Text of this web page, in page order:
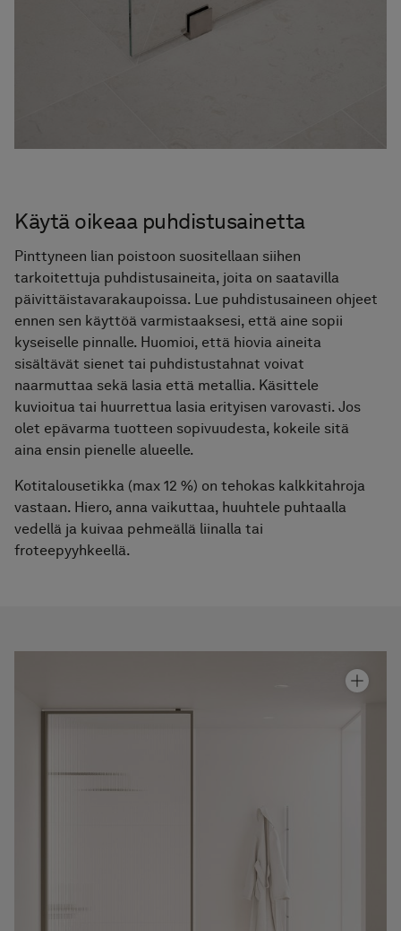
Käytä oikeaa puhdistusainetta
Pinttyneen lian poistoon suositellaan siihen
tarkoitettuja puhdistusaineita, joita on saatavilla
päivittäistavarakaupoissa. Lue puhdistusaineen ohjeet
ennen sen käyttöä varmistaaksesi, että aine sopii
kyseiselle pinnalle. Huomioi, että hiovia aineita
sisältävät sienet tai puhdistustahnat voivat
naarmuttaa sekä lasia että metallia. Käsittele
kuvioitua tai huurrettua lasia erityisen varovasti. Jos
olet epävarma tuotteen sopivuudesta, kokeile sitä
aina ensin pienelle alueelle.
Kotitalousetikka (max 12 %) on tehokas kalkkitahroja
vastaan. Hiero, anna vaikuttaa, huuhtele puhtaalla
vedellä ja kuivaa pehmeällä liinalla tai
froteepyyhkeellä.